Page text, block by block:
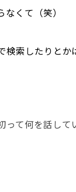
くて（笑）
索したりとか
て何を話して